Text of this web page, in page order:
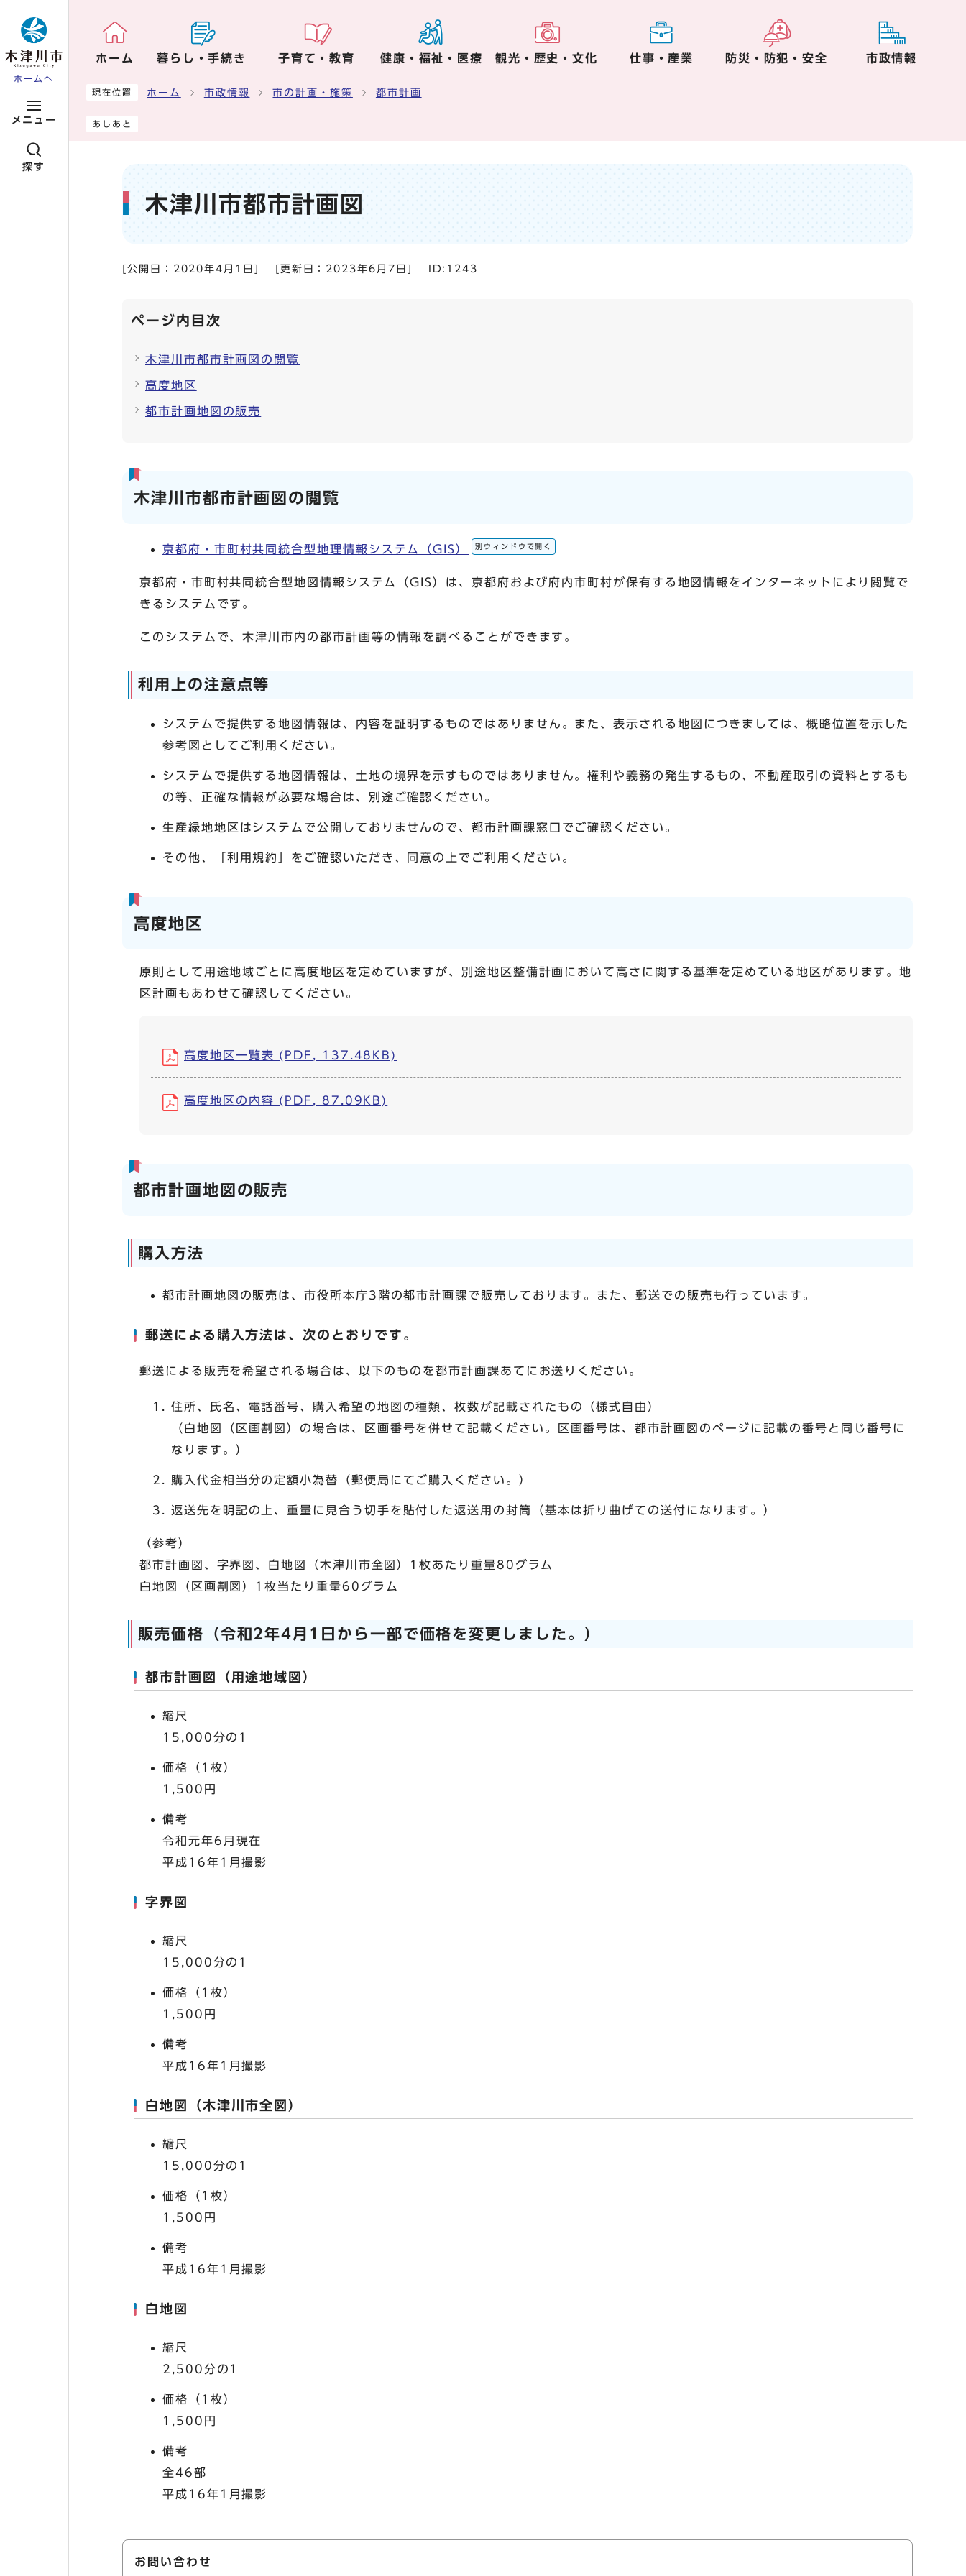
ホームへ
メニュー
探す
ホーム 暮らし・手続き 子育て・教育 健康・福祉・医療 観光・歴史・文化 仕事・産業 防災・防犯・安全 市政情報
ここから本文です
現在位置 ホーム 市政情報 市の計画・施策 都市計画
あしあと
木津川市都市計画図
[公開日： 2020年4月1日 [更新日： 2023年6月7日 ID:1243
ページ内目次
木津川市都市計画図の閲覧
高度地区
都市計画地図の販売
木津川市都市計画図の閲覧
京都府・市町村共同統合型地理情報システム（GIS） 別ウィンドウで開く
京都府・市町村共同統合型地図情報システム（GIS）は、京都府および府内市町村が保有する地図情報をインターネットにより閲覧で
きるシステムです。
このシステムで、木津川市内の都市計画等の情報を調べることができます。
利用上の注意点等
システムで提供する地図情報は、内容を証明するものではありません。また、表示される地図につきましては、概略位置を示した
参考図としてご利用ください。
システムで提供する地図情報は、土地の境界を示すものではありません。権利や義務の発生するもの、不動産取引の資料とするも
の等、正確な情報が必要な場合は、別途ご確認ください。
生産緑地地区はシステムで公開しておりませんので、都市計画課窓口でご確認ください。
その他、「利用規約」をご確認いただき、同意の上でご利用ください。
高度地区
原則として用途地域ごとに高度地区を定めていますが、別途地区整備計画において高さに関する基準を定めている地区があります。地
区計画もあわせて確認してください。
高度地区一覧表 (PDF, 137.48KB)
高度地区の内容 (PDF, 87.09KB)
都市計画地図の販売
購入方法
都市計画地図の販売は、市役所本庁3階の都市計画課で販売しております。また、郵送での販売も行っています。
郵送による購入方法は、次のとおりです。
郵送による販売を希望される場合は、以下のものを都市計画課あてにお送りください。
住所、氏名、電話番号、購入希望の地図の種類、枚数が記載されたもの（様式自由）
（白地図（区画割図）の場合は、区画番号を併せて記載ください。区画番号は、都市計画図のページに記載の番号と同じ番号に
なります。）
購入代金相当分の定額小為替（郵便局にてご購入ください。）
返送先を明記の上、重量に見合う切手を貼付した返送用の封筒（基本は折り曲げての送付になります。）
（参考）
都市計画図、字界図、白地図（木津川市全図）1枚あたり重量80グラム
白地図（区画割図）1枚当たり重量60グラム
販売価格（令和2年4月1日から一部で価格を変更しました。）
都市計画図（用途地域図）
縮尺
15,000分の1
価格（1枚）
1,500円
備考
令和元年6月現在
平成16年1月撮影
字界図
縮尺
15,000分の1
価格（1枚）
1,500円
備考
平成16年1月撮影
白地図（木津川市全図）
縮尺
15,000分の1
価格（1枚）
1,500円
備考
平成16年1月撮影
白地図
縮尺
2,500分の1
価格（1枚）
1,500円
備考
全46部
平成16年1月撮影
お問い合わせ